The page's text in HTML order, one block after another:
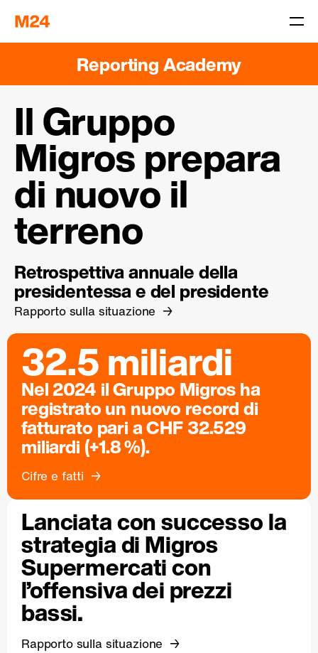
Reporting Academy
Il Gruppo
Migros prepara
di nuovo il
terreno
Retrospettiva annuale della
presidentessa e del presidente
Rapporto sulla situazione
32.5 miliardi
Nel 2024 il Gruppo Migros ha
registrato un nuovo record di
fatturato pari a CHF 32.529
miliardi (+1.8 %).
Cifre e fatti
Lanciata con successo la
strategia di Migros
Supermercati con
l’offensiva dei prezzi
bassi.
Rapporto sulla situazione